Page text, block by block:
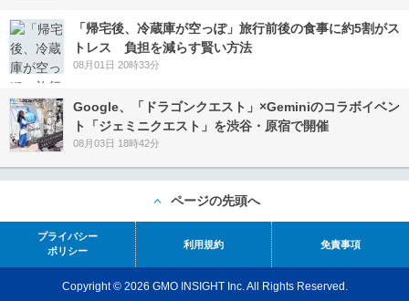
「帰宅後、冷蔵庫が空っぽ」旅行前後の食事に約5割がス
トレス 負担を減らす賢い方法
08月01日 20時33分
Google、「ドラゴンクエスト」×Geminiのコラボイベン
ト「ジェミニクエスト」を渋谷・原宿で開催
08月03日 18時42分
ページの先頭へ
プライバシー
ポリシー
利用規約 免責事項
Copyright © 2026 GMO INSIGHT Inc. All Rights Reserved.